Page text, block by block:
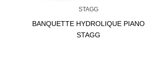
STAGG
BANQUETTE HYDROLIQUE PIANO
STAGG